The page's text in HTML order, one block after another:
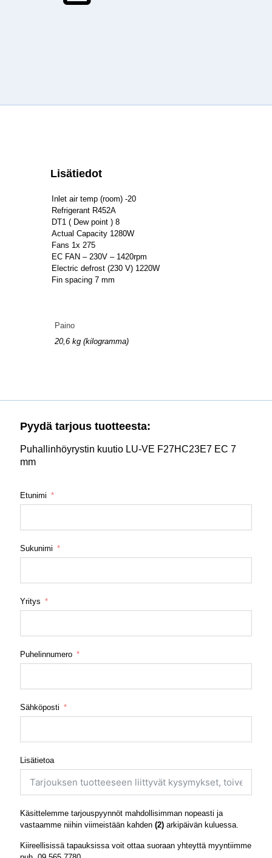
Lisätiedot
Inlet air temp (room) -20
Refrigerant R452A
DT1 ( Dew point ) 8
Actual Capacity 1280W
Fans 1x 275
EC FAN – 230V – 1420rpm
Electric defrost (230 V) 1220W
Fin spacing 7 mm
Paino
20,6 kg (kilogramma)
Pyydä tarjous tuotteesta:
Puhallinhöyrystin kuutio LU-VE F27HC23E7 EC 7
mm
Etunimi
Sukunimi
Yritys
Puhelinnumero
Sähköposti
Lisätietoa
Käsittelemme tarjouspyynnöt mahdollisimman nopeasti ja
vastaamme niihin viimeistään kahden (2) arkipäivän kuluessa.
Kiireellisissä tapauksissa voit ottaa suoraan yhteyttä myyntiimme